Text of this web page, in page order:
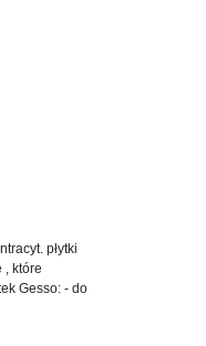
płytki
, które
Gesso: - do